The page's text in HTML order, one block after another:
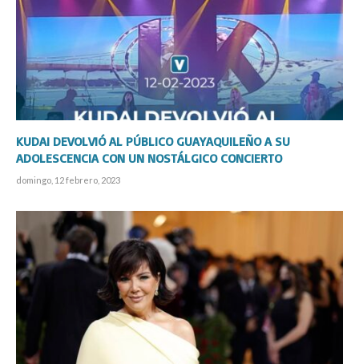
KUDAI DEVOLVIÓ AL PÚBLICO GUAYAQUILEÑO A SU
ADOLESCENCIA CON UN NOSTÁLGICO CONCIERTO
domingo, 12 febrero, 2023